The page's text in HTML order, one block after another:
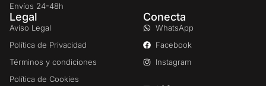
Envíos 24-48h
Legal
Aviso Legal
Política de Privacidad
Términos y condiciones
Política de Cookies
Conecta
WhatsApp
Facebook
Instagram